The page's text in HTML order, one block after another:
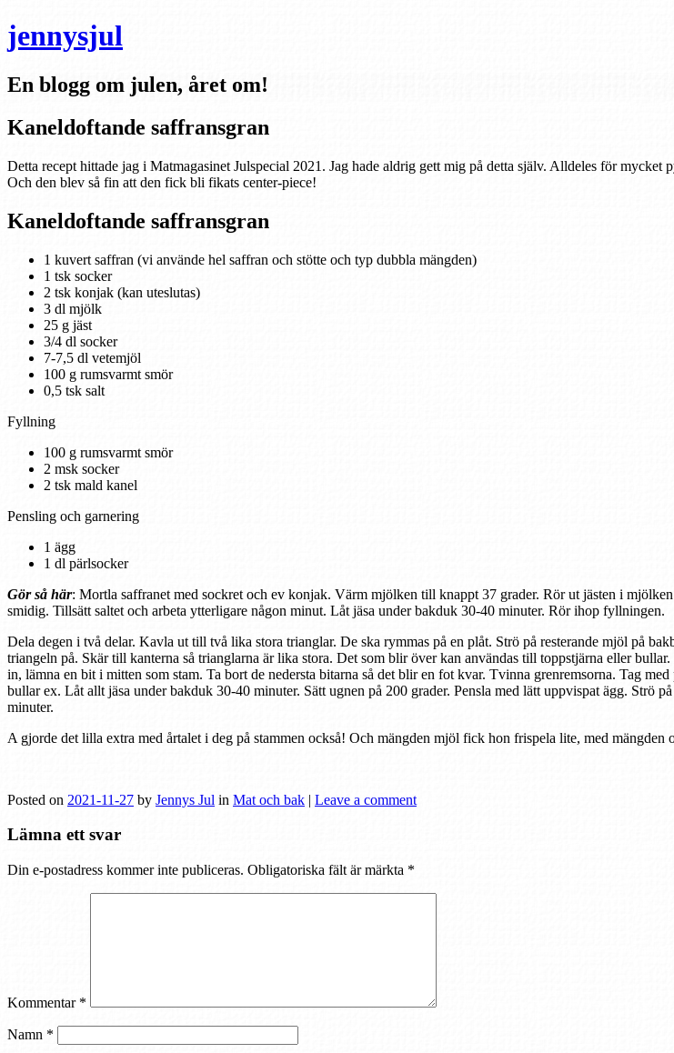
jennysjul
En blogg om julen, året om!
Kaneldoftande saffransgran
Detta recept hittade jag i Matmagasinet Julspecial 2021. Jag hade aldrig gett mig på detta själv. Alldeles för
Och den blev så fin att den fick bli fikats center-piece!
Kaneldoftande saffransgran
1 kuvert saffran (vi använde hel saffran och stötte och typ dubbla mängden)
1 tsk socker
2 tsk konjak (kan uteslutas)
3 dl mjölk
25 g jäst
3/4 dl socker
7-7,5 dl vetemjöl
100 g rumsvarmt smör
0,5 tsk salt
Fyllning
100 g rumsvarmt smör
2 msk socker
2 tsk mald kanel
Pensling och garnering
1 ägg
1 dl pärlsocker
Gör så här: Mortla saffranet med sockret och ev konjak. Värm mjölken till knappt 37 grader. Rör ut jästen i
smidig. Tillsätt saltet och arbeta ytterligare någon minut. Låt jäsa under bakduk 30-40 minuter. Rör ihop fyllningen.
Dela degen i två delar. Kavla ut till två lika stora trianglar. De ska rymmas på en plåt. Strö på resterande mjöl på
triangeln på. Skär till kanterna så trianglarna är lika stora. Det som blir över kan användas till toppstjärna eller
in, lämna en bit i mitten som stam. Ta bort de nedersta bitarna så det blir en fot kvar. Tvinna grenremsorna. Tag
bullar ex. Låt allt jäsa under bakduk 30-40 minuter. Sätt ugnen på 200 grader. Pensla med lätt uppvispat ägg. Strö
minuter.
A gjorde det lilla extra med årtalet i deg på stammen också! Och mängden mjöl fick hon frispela lite, med
Posted on 2021-11-27 by Jennys Jul in Mat och bak | Leave a comment
Lämna ett svar
Din e-postadress kommer inte publiceras. Obligatoriska fält är märkta *
Kommentar *
Namn *